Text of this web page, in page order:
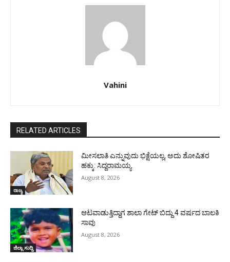
Vahini
RELATED ARTICLES
ರಾಜ್ಯ
ಮೀಸಲಾತಿ ಎನ್ನುವುದು ಭಿಕ್ಷೆಯಲ್ಲ, ಅದು ಶೋಷಿತರ
ಹಕ್ಕು: ಸಿದ್ದರಾಮಯ್ಯ
August 8, 2026
ಜಿಲ್ಲಾ ಸುದ್ದಿ
ಆಟವಾಡುತ್ತಿದ್ದಾಗ ಶಾಲಾ ಗೇಟ್‌ ಬಿದ್ದು 4 ವರ್ಷದ ಬಾಲಕಿ
ಸಾವು
August 8, 2026